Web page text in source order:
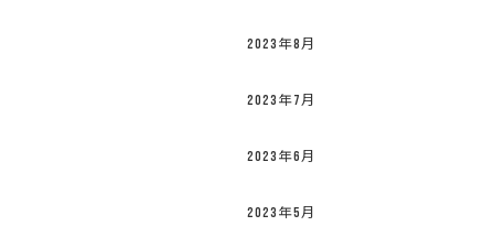
2023年8月
2023年7月
2023年6月
2023年5月